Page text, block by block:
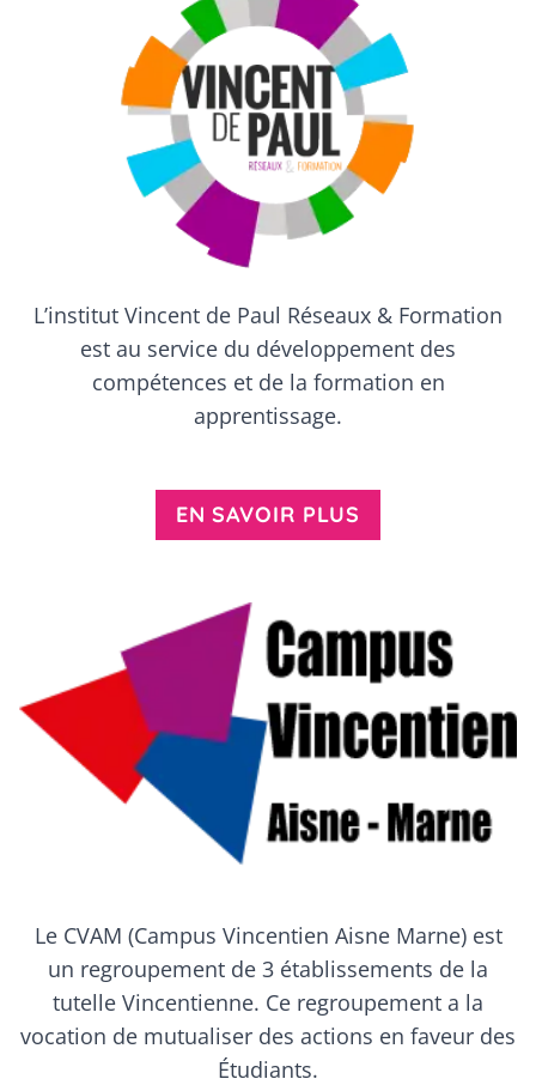
L’institut Vincent de Paul Réseaux & Formation
est au service du développement des
compétences et de la formation en
apprentissage.
EN SAVOIR PLUS
Le CVAM (Campus Vincentien Aisne Marne) est
un regroupement de 3 établissements de la
tutelle Vincentienne. Ce regroupement a la
vocation de mutualiser des actions en faveur des
Étudiants.